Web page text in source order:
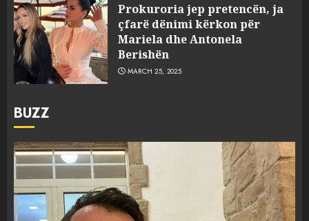
Prokuroria jep pretencën, ja
çfarë dënimi kërkon për
Mariela dhe Antonela
Berishën
MARCH 25, 2025
BUZZ